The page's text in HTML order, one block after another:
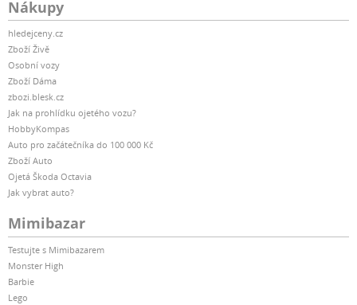
Nákupy
hledejceny.cz
Zboží Živě
Osobní vozy
Zboží Dáma
zbozi.blesk.cz
Jak na prohlídku ojetého vozu?
HobbyKompas
Auto pro začátečníka do 100 000 Kč
Zboží Auto
Ojetá Škoda Octavia
Jak vybrat auto?
Mimibazar
Testujte s Mimibazarem
Monster High
Barbie
Lego